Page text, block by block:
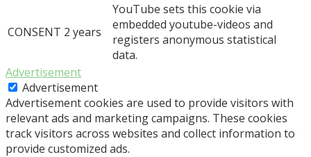
CONSENT 2 years
YouTube sets this cookie via
embedded youtube-videos and
registers anonymous statistical
data.
Advertisement
Advertisement
Advertisement cookies are used to provide visitors with
relevant ads and marketing campaigns. These cookies
track visitors across websites and collect information to
provide customized ads.